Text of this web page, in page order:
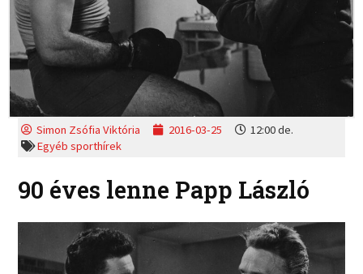
Simon Zsófia Viktória 2016-03-25
12:00 de.
Egyéb sporthírek
90 éves lenne Papp László